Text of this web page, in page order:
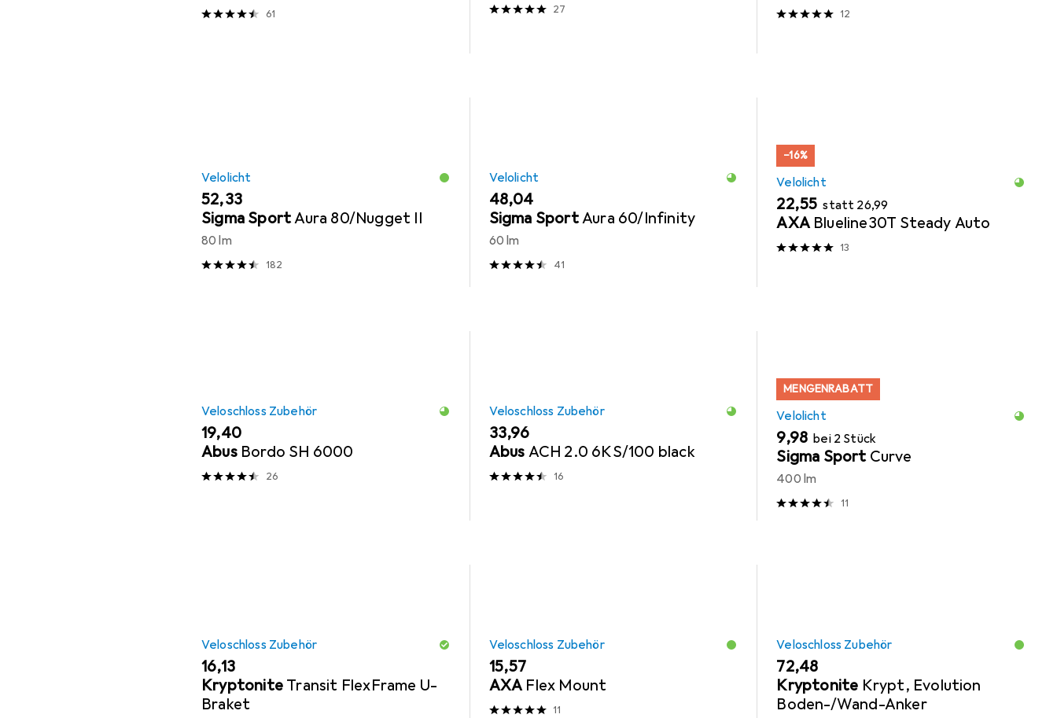
61 27 12
Velolicht
EUR
52,33
Sigma SportAura 80/Nugget II
80 lm
182
Velolicht
EUR
48,04
Sigma SportAura 60/Infinity
60 lm
41
−16%
Velolicht
EUR
22,55 statt EUR
26,99
AXA Blueline30T Steady Auto
13
Veloschloss Zubehör
EUR
19,40
Abus Bordo SH 6000
26
Veloschloss Zubehör
EUR
33,96
Abus ACH 2.0 6KS/100 black
16
MENGENRABATT
Velolicht
EUR
9,98 bei 2 Stück
Sigma Sport Curve
400 lm
11
Veloschloss Zubehör
EUR
16,13
Kryptonite Transit FlexFrame U-
Braket
Veloschloss Zubehör
EUR
15,57
AXA Flex Mount
11
Veloschloss Zubehör
EUR
72,48
Kryptonite Krypt, Evolution
Boden-/Wand-Anker